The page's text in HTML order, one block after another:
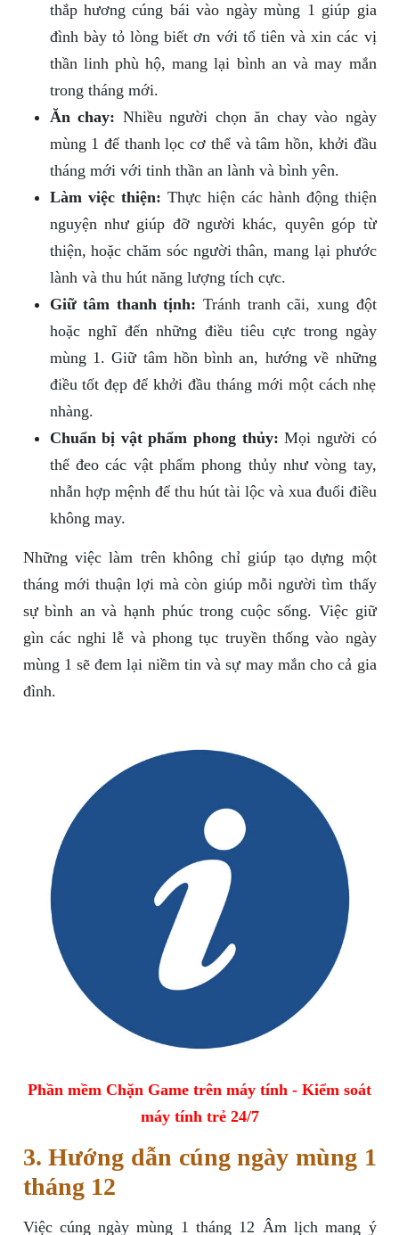
thắp hương cúng bái vào ngày mùng 1 giúp gia
đình bày tỏ lòng biết ơn với tổ tiên và xin các vị
thần linh phù hộ, mang lại bình an và may mắn
trong tháng mới.
Ăn chay: Nhiều người chọn ăn chay vào ngày
mùng 1 để thanh lọc cơ thể và tâm hồn, khởi đầu
tháng mới với tinh thần an lành và bình yên.
Làm việc thiện: Thực hiện các hành động thiện
nguyện như giúp đỡ người khác, quyên góp từ
thiện, hoặc chăm sóc người thân, mang lại phước
lành và thu hút năng lượng tích cực.
Giữ tâm thanh tịnh: Tránh tranh cãi, xung đột
hoặc nghĩ đến những điều tiêu cực trong ngày
mùng 1. Giữ tâm hồn bình an, hướng về những
điều tốt đẹp để khởi đầu tháng mới một cách nhẹ
nhàng.
Chuẩn bị vật phẩm phong thủy: Mọi người có
thể đeo các vật phẩm phong thủy như vòng tay,
nhẫn hợp mệnh để thu hút tài lộc và xua đuổi điều
không may.
Những việc làm trên không chỉ giúp tạo dựng một
tháng mới thuận lợi mà còn giúp mỗi người tìm thấy
sự bình an và hạnh phúc trong cuộc sống. Việc giữ
gìn các nghi lễ và phong tục truyền thống vào ngày
mùng 1 sẽ đem lại niềm tin và sự may mắn cho cả gia
đình.
Phần mềm Chặn Game trên máy tính - Kiểm soát
máy tính trẻ 24/7
3. Hướng dẫn cúng ngày mùng 1
tháng 12
Việc cúng ngày mùng 1 tháng 12 Âm lịch mang ý